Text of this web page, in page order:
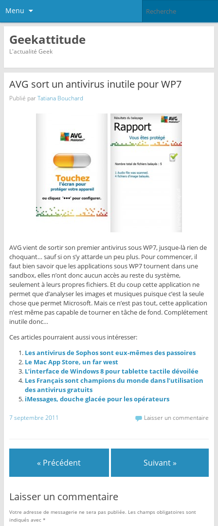
Menu
Geekattitude
L'actualité Geek
AVG sort un antivirus inutile pour WP7
Publié parTatiana Bouchard
AVG vient de sortir son premier antivirus sous WP7, jusque-là rien de
choquant… sauf si on s’y attarde un peu plus. Pour commencer, il
faut bien savoir que les applications sous WP7 tournent dans une
sandbox, elles n’ont donc aucun accès au reste du système,
seulement à leurs propres fichiers. Et du coup cette application ne
permet que d’analyser les images et musiques puisque c’est la seule
chose que permet Microsoft. Mais ce n’est pas tout, cette application
n’est même pas capable de tourner en tâche de fond. Complétement
inutile donc…
Ces articles pourraient aussi vous intéresser:
Les antivirus de Sophos sont eux-mêmes des passoires
Le Mac App Store, un far west
L’interface de Windows 8 pour tablette tactile dévoilée
Les Français sont champions du monde dans l’utilisation
des antivirus gratuits
iMessages, douche glacée pour les opérateurs
7 septembre 2011 Laisser un commentaire
« Précédent Suivant »
Laisser un commentaire
Votre adresse de messagerie ne sera pas publiée. Les champs obligatoires sont
indiqués avec *